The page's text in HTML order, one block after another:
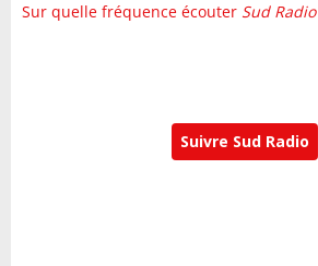
Sur quelle fréquence écouter Sud Radio
Suivre Sud Radio